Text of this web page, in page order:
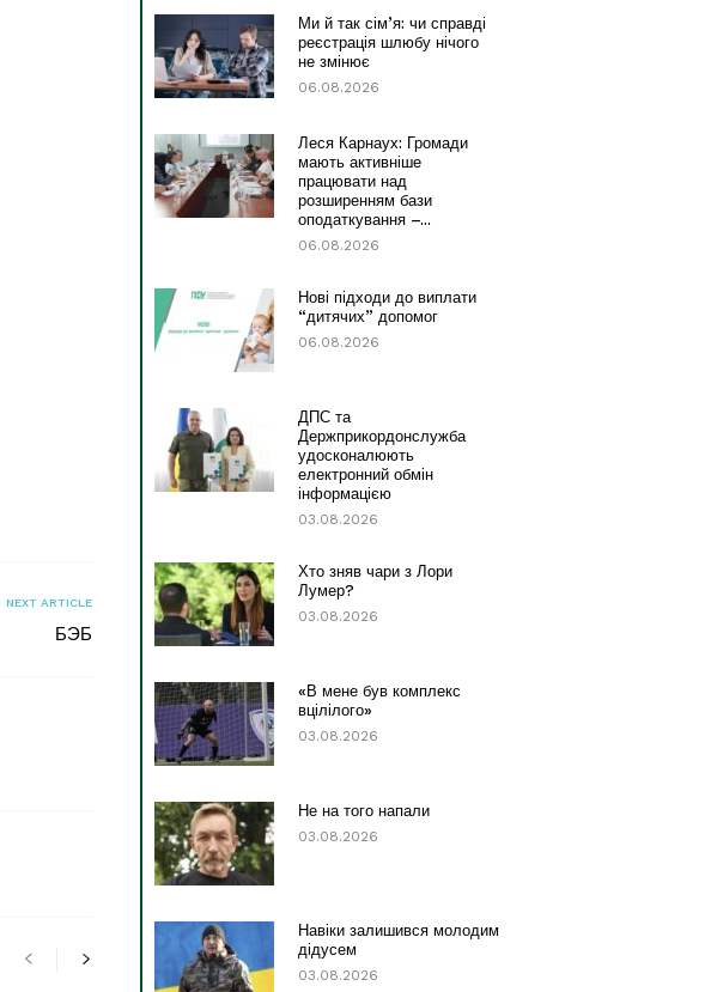
NEXT ARTICLE
БЭБ
Ми й так сім’я: чи справді
реєстрація шлюбу нічого
не змінює
06.08.2026
Леся Карнаух: Громади
мають активніше
працювати над
розширенням бази
оподаткування –...
06.08.2026
Нові підходи до виплати
“дитячих” допомог
06.08.2026
ДПС та
Держприкордонслужба
удосконалюють
електронний обмін
інформацією
03.08.2026
Хто зняв чари з Лори
Лумер?
03.08.2026
«В мене був комплекс
вцілілого»
03.08.2026
Не на того напали
03.08.2026
Навіки залишився молодим
дідусем
03.08.2026